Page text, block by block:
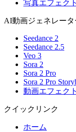
写真エフェクト
AI動画ジェネレータ
Seedance 2
Seedance 2.5
Veo 3
Sora 2
Sora 2 Pro
Sora 2 Pro
動画エフェクト
クイックリンク
ホーム